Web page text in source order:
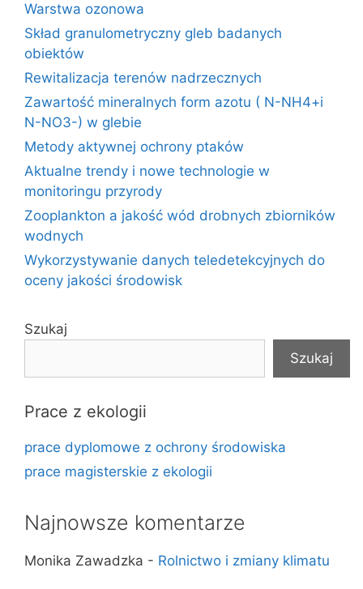
Warstwa ozonowa
Skład granulometryczny gleb badanych
obiektów
Rewitalizacja terenów nadrzecznych
Zawartość mineralnych form azotu ( N-NH4+i
N-NO3-) w glebie
Metody aktywnej ochrony ptaków
Aktualne trendy i nowe technologie w
monitoringu przyrody
Zooplankton a jakość wód drobnych zbiorników
wodnych
Wykorzystywanie danych teledetekcyjnych do
oceny jakości środowisk
Szukaj
Szukaj
Prace z ekologii
prace dyplomowe z ochrony środowiska
prace magisterskie z ekologii
Najnowsze komentarze
Monika Zawadzka - Rolnictwo i zmiany klimatu